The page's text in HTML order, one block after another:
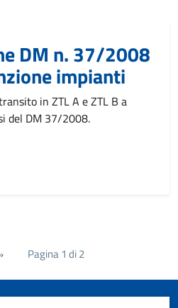
DM n. 37/2008
impianti
in ZTL A e ZTL B a
del DM 37/2008.
Pagina 1 di 2